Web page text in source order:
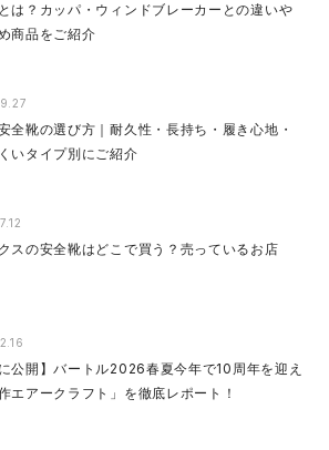
は？カッパ・ウィンドブレーカーとの違いや
商品をご紹介
全靴の選び方｜耐久性・長持ち・履き心地・
いタイプ別にご紹介
スの安全靴はどこで買う？売っているお店
に公開】バートル2026春夏今年で10周年を迎え
エアークラフト」を徹底レポート！